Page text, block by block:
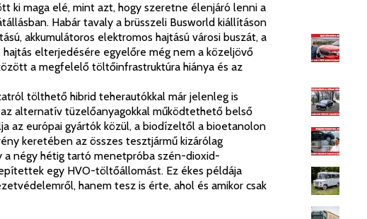
ki maga elé, mint azt, hogy szeretne élenjáró lenni a
Habár tavaly a brüsszeli Busworld kiállításon
akkumulátoros elektromos hajtású városi buszát, a
elterjedésére egyelőre még nem a közeljövő
a megfelelő töltőinfrastruktúra hiánya és az
tölthető hibrid teherautókkal már jelenleg is
alternatív tüzelőanyagokkal működtethető belső
az európai gyártók közül, a biodízeltől a bioetanolon
keretében az összes tesztjármű kizárólag
négy hétig tartó menetpróba szén-dioxid-
egy HVO-töltőállomást. Ez ékes példája
hanem tesz is érte, ahol és amikor csak